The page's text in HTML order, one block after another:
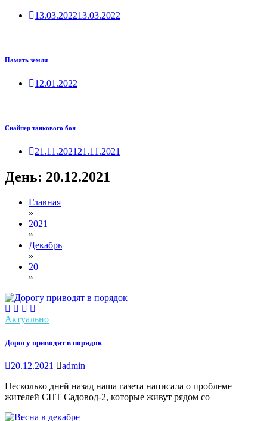
13.03.202213.03.2022
Память земли
12.01.2022
Снайпер танкового боя
21.11.2021 21.11.2021
День: 20.12.2021
Главная
»
2021
»
Декабрь
»
20
»
Актуально
Дорогу приводят в порядок
20.12.2021
admin
Несколько дней назад наша газета написала о проблеме
жителей СНТ Садовод-2, которые живут рядом со